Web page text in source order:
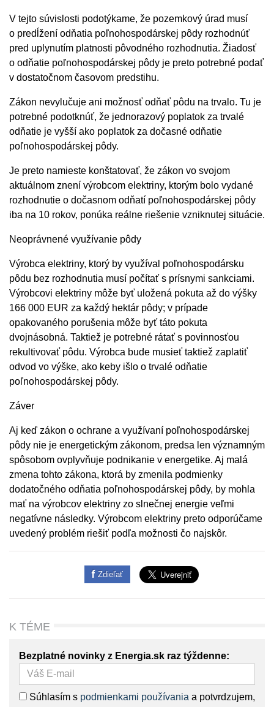
V tejto súvislosti podotýkame, že pozemkový úrad musí
o predĺžení odňatia poľnohospodárskej pôdy rozhodnúť
pred uplynutím platnosti pôvodného rozhodnutia. Žiadosť
o odňatie poľnohospodárskej pôdy je preto potrebné podať
v dostatočnom časovom predstihu.
Zákon nevylučuje ani možnosť odňať pôdu na trvalo. Tu je
potrebné podotknúť, že jednorazový poplatok za trvalé
odňatie je vyšší ako poplatok za dočasné odňatie
poľnohospodárskej pôdy.
Je preto namieste konštatovať, že zákon vo svojom
aktuálnom znení výrobcom elektriny, ktorým bolo vydané
rozhodnutie o dočasnom odňatí poľnohospodárskej pôdy
iba na 10 rokov, ponúka reálne riešenie vzniknutej situácie.
Neoprávnené využívanie pôdy
Výrobca elektriny, ktorý by využíval poľnohospodársku
pôdu bez rozhodnutia musí počítať s prísnymi sankciami.
Výrobcovi elektriny môže byť uložená pokuta až do výšky
166 000 EUR za každý hektár pôdy; v prípade
opakovaného porušenia môže byť táto pokuta
dvojnásobná. Taktiež je potrebné rátať s povinnosťou
rekultivovať pôdu. Výrobca bude musieť taktiež zaplatiť
odvod vo výške, ako keby išlo o trvalé odňatie
poľnohospodárskej pôdy.
Záver
Aj keď zákon o ochrane a využívaní poľnohospodárskej
pôdy nie je energetickým zákonom, predsa len významným
spôsobom ovplyvňuje podnikanie v energetike. Aj malá
zmena tohto zákona, ktorá by zmenila podmienky
dodatočného odňatia poľnohospodárskej pôdy, by mohla
mať na výrobcov elektriny zo slnečnej energie veľmi
negatívne následky. Výrobcom elektriny preto odporúčame
uvedený problém riešiť podľa možnosti čo najskôr.
Zdieľať
K TÉME
Bezplatné novinky z Energia.sk raz týždenne:
Súhlasím s podmienkami používania a potvrdzujem,